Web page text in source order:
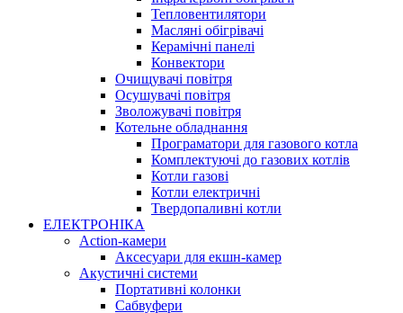
Тепловентилятори
Масляні обігрівачі
Керамічні панелі
Конвектори
Очищувачі повітря
Осушувачі повітря
Зволожувачі повітря
Котельне обладнання
Програматори для газового котла
Комплектуючі до газових котлів
Котли газові
Котли електричні
Твердопаливні котли
ЕЛЕКТРОНІКА
Action-камери
Аксесуари для екшн-камер
Акустичні системи
Портативні колонки
Сабвуфери